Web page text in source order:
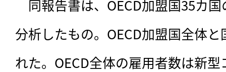
同報告書は、 OECD加盟国35カ
分析したもの。OECD加盟国全体
れた。OECD全体の雇用者数は新